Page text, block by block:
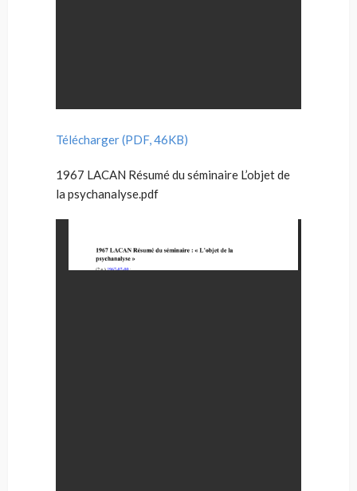
Télécharger (PDF, 46KB)
1967 LACAN Résumé du séminaire L’objet de
la psychanalyse.pdf